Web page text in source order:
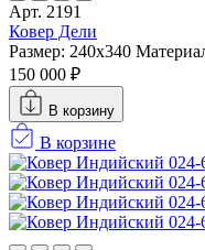
Арт. 2191
Ковер Дели
Размер: 240x340
150 000 ₽
В корзину
В корзине